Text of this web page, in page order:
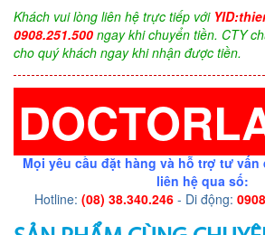
Khách vui lòng liên hệ trực tiếp với
0908.251.500 ngay khi chuyển tiền. CTY
cho quý khách ngay khi nhận được tiền.
Mọi yêu cầu đặt hàng và hỗ trợ tư
liên hệ qua số:
Hotline: (08) 38.340.246 - Di động: